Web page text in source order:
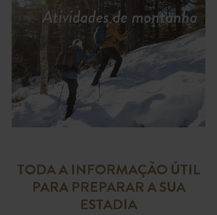
Atividades de montanha
TODA A INFORMAÇÃO ÚTIL
PARA PREPARAR A SUA
ESTADIA